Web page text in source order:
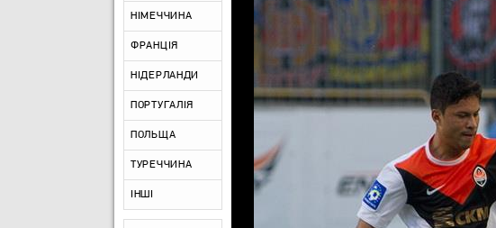
НІМЕЧЧИНА
ФРАНЦІЯ
НІДЕРЛАНДИ
ПОРТУГАЛІЯ
ПОЛЬЩА
ТУРЕЧЧИНА
ІНШІ